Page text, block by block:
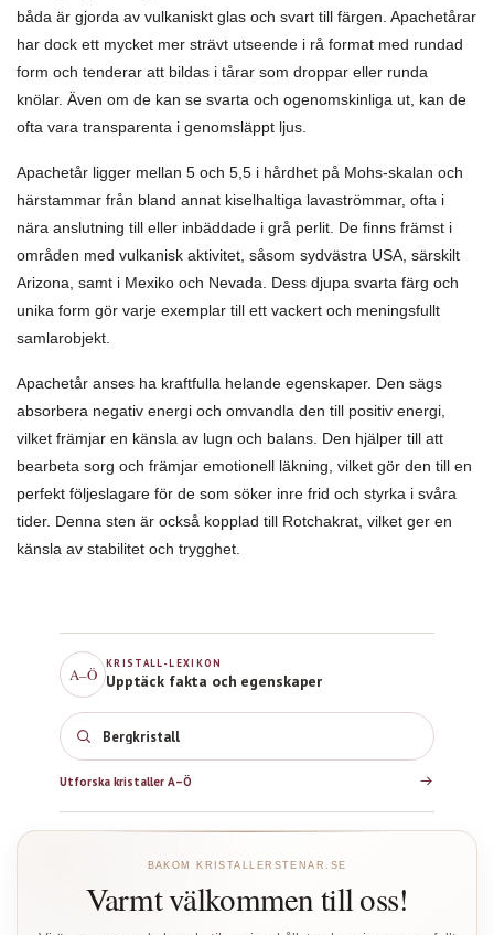
A–Ö
KRISTALL-LEXIKON
Upptäck fakta och egenskaper
Bergkristall
Utforska kristaller A–Ö
BAKOM KRISTALLERSTENAR.SE
Varmt välkommen till oss!
båda är gjorda av vulkaniskt glas och svart till färgen. Apachetårar
har dock ett mycket mer strävt utseende i rå format med rundad
form och tenderar att bildas i tårar som droppar eller runda
knölar. Även om de kan se svarta och ogenomskinliga ut, kan de
ofta vara transparenta i genomsläppt ljus.
Apachetår ligger mellan 5 och 5,5 i hårdhet på Mohs-skalan och
härstammar från bland annat kiselhaltiga lavaströmmar, ofta i
nära anslutning till eller inbäddade i grå perlit. De finns främst i
områden med vulkanisk aktivitet, såsom sydvästra USA, särskilt
Arizona, samt i Mexiko och Nevada. Dess djupa svarta färg och
unika form gör varje exemplar till ett vackert och meningsfullt
samlarobjekt.
Apachetår anses ha kraftfulla helande egenskaper. Den sägs
absorbera negativ energi och omvandla den till positiv energi,
vilket främjar en känsla av lugn och balans. Den hjälper till att
bearbeta sorg och främjar emotionell läkning, vilket gör den till en
perfekt följeslagare för de som söker inre frid och styrka i svåra
tider. Denna sten är också kopplad till Rotchakrat, vilket ger en
känsla av stabilitet och trygghet.